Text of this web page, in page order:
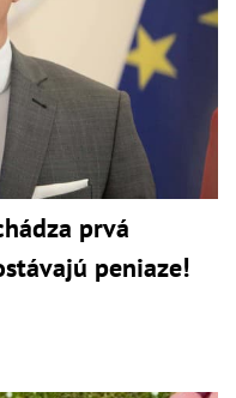
prvá
peniaze!